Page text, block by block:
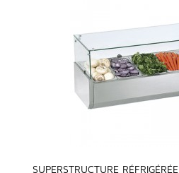
SUPERSTRUCTURE